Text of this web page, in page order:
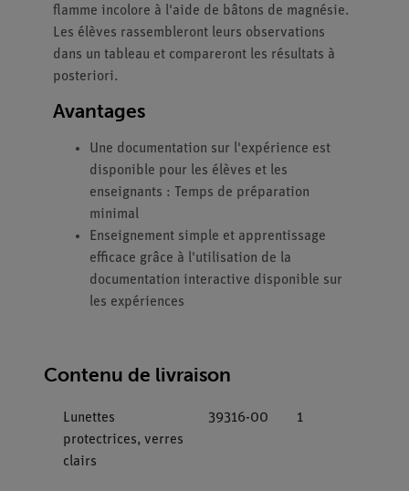
flamme incolore à l'aide de bâtons de magnésie.
Les élèves rassembleront leurs observations
dans un tableau et compareront les résultats à
posteriori.
Avantages
Une documentation sur l'expérience est
disponible pour les élèves et les
enseignants : Temps de préparation
minimal
Enseignement simple et apprentissage
efficace grâce à l'utilisation de la
documentation interactive disponible sur
les expériences
Contenu de livraison
Lunettes
protectrices, verres
clairs
39316-00 1